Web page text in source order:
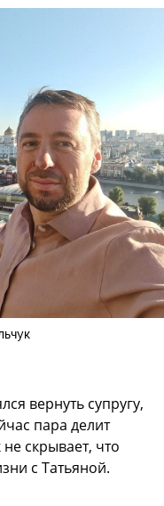
вернуть супругу,
пара делит
скрывает, что
с Татьяной.